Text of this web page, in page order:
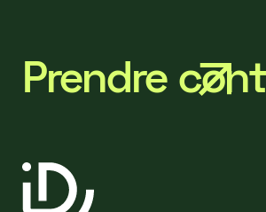
Prendre